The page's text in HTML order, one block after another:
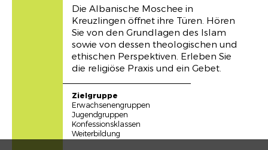
Die Albanische Moschee in
Kreuzlingen öffnet ihre Türen. Hören
Sie von den Grundlagen des Islam
sowie von dessen theologischen und
ethischen Perspektiven. Erleben Sie
die religiöse Praxis und ein Gebet.
Zielgruppe
Erwachsenengruppen
Jugendgruppen
Konfessionsklassen
Weiterbildung